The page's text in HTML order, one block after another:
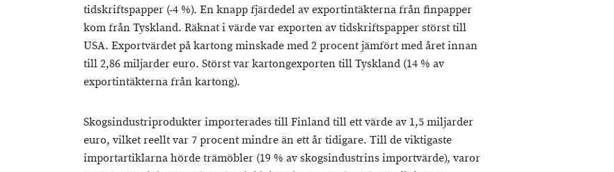
tidskriftspapper (-4 %). En knapp fjärdedel av exportintäkterna från finpapper
kom från Tyskland. Räknat i värde var exporten av tidskriftspapper störst till
USA. Exportvärdet på kartong minskade med 2 procent jämfört med året innan
till 2,86 miljarder euro. Störst var kartongexporten till Tyskland (14 % av
exportintäkterna från kartong).
Skogsindustriprodukter importerades till Finland till ett värde av 1,5 miljarder
euro, vilket reellt var 7 procent mindre än ett år tidigare. Till de viktigaste
importartiklarna hörde trämöbler (19 % av skogsindustrins importvärde), varor